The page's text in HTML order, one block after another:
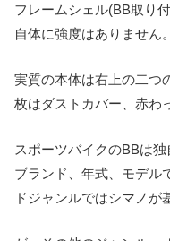
フレームシェル(BB取り
自体に強度はありません。
実質の本体は右上の二つ
枚はダストカバー、赤わ
スポーツバイクのBBは
ブランド、年式、モデル
ドジャンルではシマノが